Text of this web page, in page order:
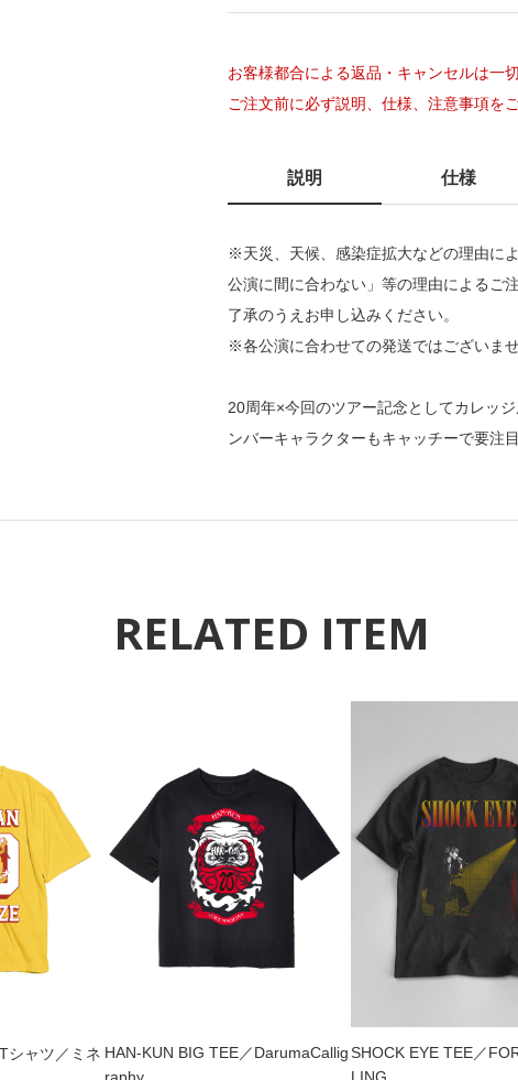
お客様都合による返品・キャンセルは一
ご注文前に必ず説明、仕様、注意事項を
説明
※天災、天候、感染症拡大などの理由に
公演に間に合わない」等の理由によるご
了承のうえお申し込みください。
※各公演に合わせての発送ではございま
20周年×今回のツアー記念としてカレッ
ンバーキャラクターもキャッチーで要注
仕様
RELATED ITEM
シャツ／ミネ HAN-KUN BIG TEE／DarumaCalligSHOCK EYE TEE／